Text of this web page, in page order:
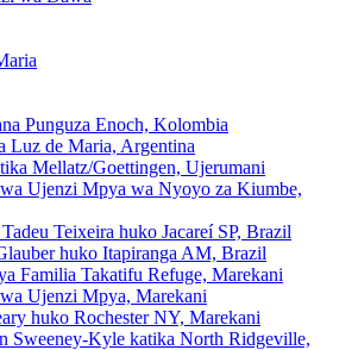
Punguza Enoch, Kolombia
Luz de Maria, Argentina
Mellatz/Goettingen, Ujerumani
Ujenzi Mpya wa Nyoyo za Kiumbe,
Teixeira huko Jacareí SP, Brazil
huko Itapiranga AM, Brazil
Familia Takatifu Refuge, Marekani
Ujenzi Mpya, Marekani
huko Rochester NY, Marekani
Sweeney-Kyle katika North Ridgeville,